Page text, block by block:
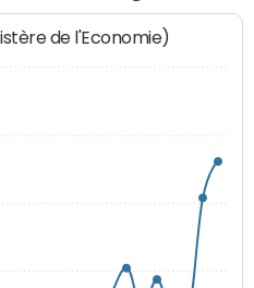
de l'Economie)